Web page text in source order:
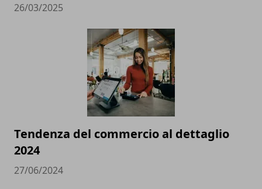
26/03/2025
Tendenza del commercio al dettaglio
2024
27/06/2024